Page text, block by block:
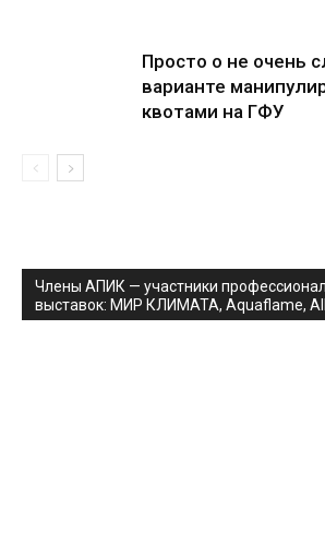
Просто о не очень
варианте
квотами на ГФУ
Члены АПИК — участники
выставок: МИР КЛИМАТА, Aquaflame,